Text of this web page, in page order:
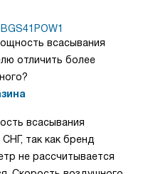
всасывания
отличить более
всасывания
так как бренд
не рассчитывается